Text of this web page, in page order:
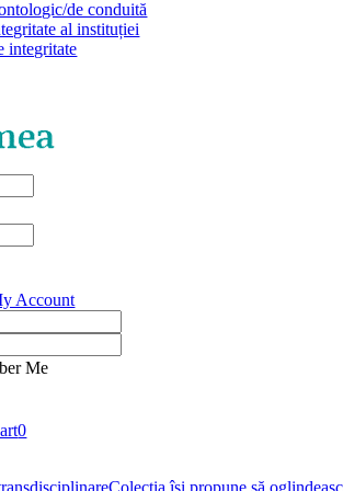
de conduită
al instituției
integritate
Account
Me
0
Colecţia își propune să